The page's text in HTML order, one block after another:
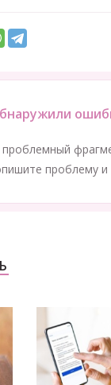
проблему и